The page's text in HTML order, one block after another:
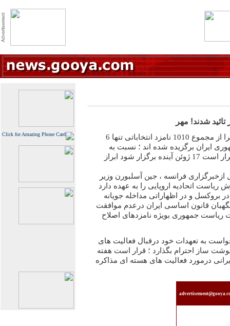
شدند! مهر
اتحادیه اروپایی با این منطق که چرا از مجموع 1010 نامزد انتخاباتی تنها 6
ایران برگزیده شده اند ؛ نسبت به
شروع برگزاری این انتخابات که قرار است 17 ژوئن آینده برگزار شود ابراز
فرانسه ، جین آسلبورن وزیر
اتحادیه اروپایی را به عهده دارد
بروکسل و در اظهاراتی مداخله جویانه
قانون اساسی ایران درعدم موافقت
ریاست جمهوری بویژه نامزدهای اصلاح
به تعهدات خود درقبال فعالیت های
ساز احترام بگذارد ؛ قرار است هفته
درمورد فعالیت های هسته ای مذاکره